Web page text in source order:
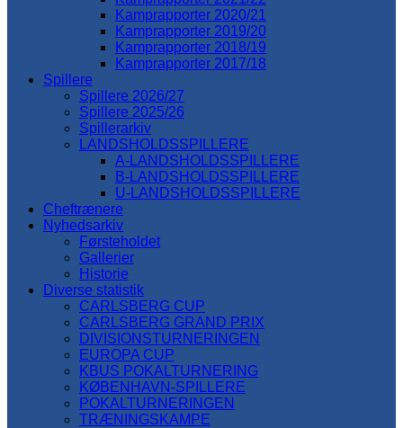
Kamprapporter 2020/21
Kamprapporter 2019/20
Kamprapporter 2018/19
Kamprapporter 2017/18
Spillere
Spillere 2026/27
Spillere 2025/26
Spillerarkiv
LANDSHOLDSSPILLERE
A-LANDSHOLDSSPILLERE
B-LANDSHOLDSSPILLERE
U-LANDSHOLDSSPILLERE
Cheftrænere
Nyhedsarkiv
Førsteholdet
Gallerier
Historie
Diverse statistik
CARLSBERG CUP
CARLSBERG GRAND PRIX
DIVISIONSTURNERINGEN
EUROPA CUP
KBUS POKALTURNERING
KØBENHAVN-SPILLERE
POKALTURNERINGEN
TRÆNINGSKAMPE